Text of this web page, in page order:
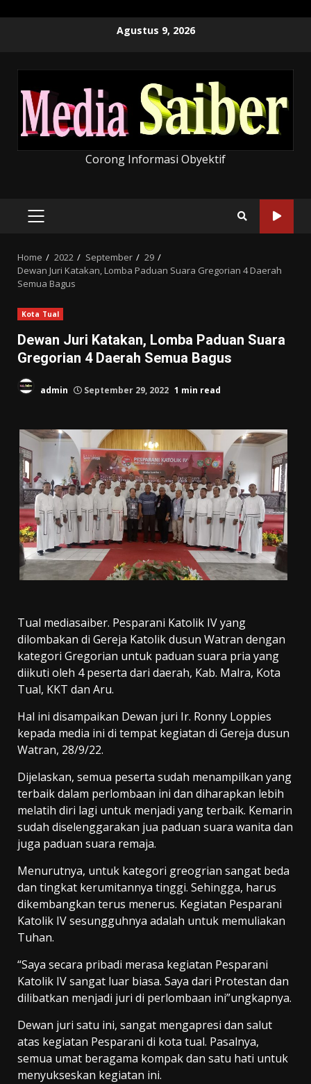
Agustus 9, 2026
Corong Informasi Obyektif
PRIMARY
Home 2022 September
29
Dewan Juri Katakan, Lomba Paduan Suara Gregorian 4 Daerah
Semua Bagus
Kota Tual
Dewan Juri Katakan, Lomba Paduan Suara
Gregorian 4 Daerah Semua Bagus
admin September 29, 2022 1 min read
Tual mediasaiber. Pesparani Katolik IV yang
dilombakan di Gereja Katolik dusun Watran dengan
kategori Gregorian untuk paduan suara pria yang
diikuti oleh 4 peserta dari daerah, Kab. Malra, Kota
Tual, KKT dan Aru.
Hal ini disampaikan Dewan juri Ir. Ronny Loppies
kepada media ini di tempat kegiatan di Gereja dusun
Watran, 28/9/22.
Dijelaskan, semua peserta sudah menampilkan yang
terbaik dalam perlombaan ini dan diharapkan lebih
melatih diri lagi untuk menjadi yang terbaik. Kemarin
sudah diselenggarakan jua paduan suara wanita dan
juga paduan suara remaja.
Menurutnya, untuk kategori greogrian sangat beda
dan tingkat kerumitannya tinggi. Sehingga, harus
dikembangkan terus menerus. Kegiatan Pesparani
Katolik IV sesungguhnya adalah untuk memuliakan
Tuhan.
“Saya secara pribadi merasa kegiatan Pesparani
Katolik IV sangat luar biasa. Saya dari Protestan dan
dilibatkan menjadi juri di perlombaan ini”ungkapnya.
Dewan juri satu ini, sangat mengapresi dan salut
atas kegiatan Pesparani di kota tual. Pasalnya,
semua umat beragama kompak dan satu hati untuk
menyukseskan kegiatan ini.